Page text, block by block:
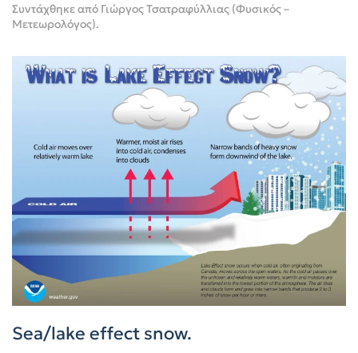
Συντάχθηκε από Γιώργος Τσατραφύλλιας (Φυσικός –
Μετεωρολόγος).
Sea/lake effect snow.